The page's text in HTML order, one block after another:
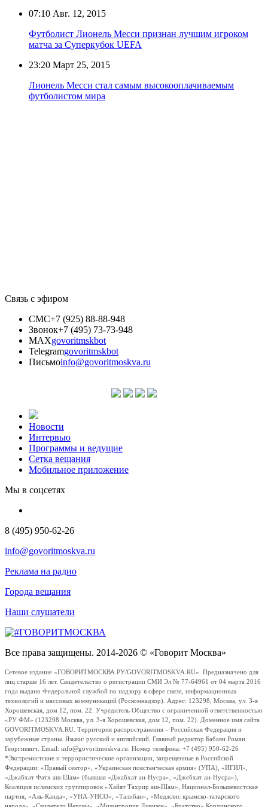
07:10 Авг. 12, 2015
Футболист Лионель Месси признан лучшим игроком
матча за Суперкубок UEFA
23:20 Март 25, 2015
Лионель Месси стал самым высокооплачиваемым
футболистом мира
Связь с эфиром
СМС+7 (925) 88-88-948
Звонок+7 (495) 73-73-948
MAXgovoritmskbot
Telegramgovoritmskbot
Письмоinfo@govoritmoskva.ru
Новости
Интервью
Программы и ведущие
Сетка вещания
Мобильное приложение
Мы в соцсетях
8 (495) 950-62-26
info@govoritmoskva.ru
Реклама на радио
Города вещания
Наши слушатели
Все права защищены. 2014-2026 © «Говорит Москва»
Сетевое издание «ГОВОРИТМОСКВА.РУ/GOVORITMOSKVA.RU». Предназначено для
лиц старше 16 лет. Свидетельство о регистрации СМИ Эл № 77-64961 от 04 марта 2016
года выдано Федеральной службой по надзору в сфере связи, информационных
технологий и массовых коммуникаций (Роскомнадзор). Адрес: 123298, Москва, ул. 3-я
Хорошевская, дом 12, пом. 22. Учредитель Общество с ограниченной ответственностью
«РУ ФМ» (123298 Москва, ул. 3-я Хорошевская, дом 12, пом. 22). Доменное имя сайта
GOVORITMOSKVA.RU. Территория распространения – Российская Федерация и
зарубежные страны. Языки: русский и английский. Главный редактор Бабаян Роман
Георгиевич. Email: info@govoritmoskva.ru. Номер телефона: +7 (495) 950-62-26
*Экстремистские и террористические организации, запрещенные в Российской
Федерации: «Правый сектор», «Украинская повстанческая армия» (УПА), «ИГИЛ»,
«Джабхат Фатх аш-Шам» (бывшая «Джабхат ан-Нусра», «Джебхат ан-Нусра»),
Коалиция исламских группировок «Хайят Тахрир аш-Шам», Национал-Большевистская
партия, «Аль-Каида», «УНА-УНСО», «Талибан», «Меджлис крымско-татарского